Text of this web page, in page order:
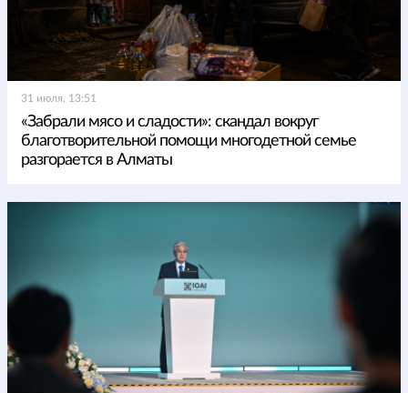
31 июля, 13:51
«Забрали мясо и сладости»: скандал вокруг
благотворительной помощи многодетной семье
разгорается в Алматы